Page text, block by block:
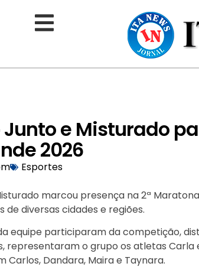
Junto e Misturado
2026
Esportes
marcou presença na 2ª
de diversas cidades e regiões.
equipe participaram da competição,
representaram o grupo os atletas Carla
Dandara, Maira e Taynara.